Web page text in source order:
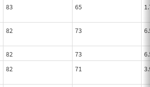
83 65
82 73
82 73
82 71